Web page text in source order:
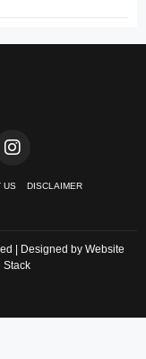
US DISCLAIMER
| Designed by Website
Stack